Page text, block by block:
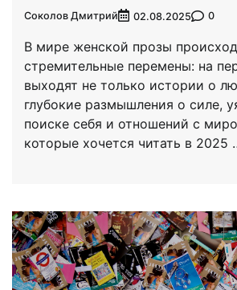
Соколов Дмитрий 02.08.2025 0
В мире женской прозы
стремительные перемены: на
выходят не только истории о
глубокие размышления о силе,
поиске себя и отношений с
которые хочется читать в 2025